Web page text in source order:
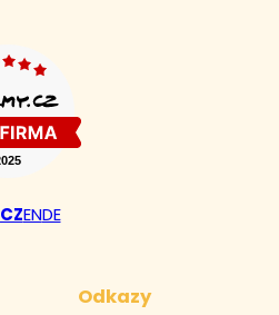
CZENDE
Odkazy